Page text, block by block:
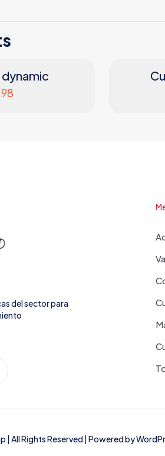
dynamic
del sector para
| All Rights Reserved | Powered by